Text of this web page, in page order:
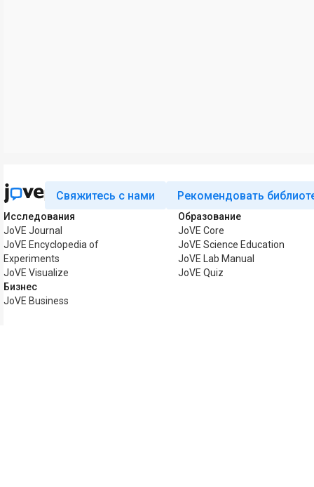
Свяжитесь с нами Рекомендовать
Исследования
JoVE Journal
JoVE Encyclopedia of
Experiments
JoVE Visualize
Бизнес
JoVE Business
Образование
JoVE Core
JoVE Science Education
JoVE Lab Manual
JoVE Quiz